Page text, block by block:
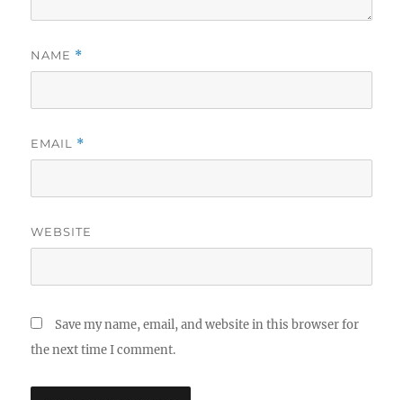
NAME *
EMAIL *
WEBSITE
Save my name, email, and website in this browser for
the next time I comment.